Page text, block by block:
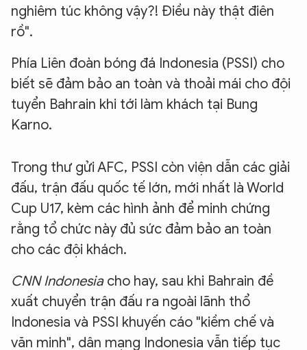
nghiêm túc không vậy?! Điều này thật điên
rồ".
Phía Liên đoàn bóng đá Indonesia (PSSI) cho
biết sẽ đảm bảo an toàn và thoải mái cho đội
tuyển Bahrain khi tới làm khách tại Bung
Karno.
Trong thư gửi AFC, PSSI còn viện dẫn các giải
đấu, trận đấu quốc tế lớn, mới nhất là World
Cup U17, kèm các hình ảnh để minh chứng
rằng tổ chức này đủ sức đảm bảo an toàn
cho các đội khách.
CNN Indonesiacho hay, sau khi Bahrain đề
xuất chuyển trận đấu ra ngoài lãnh thổ
Indonesia và PSSI khuyến cáo "kiềm chế và
văn minh", dân mạng Indonesia vẫn tiếp tục